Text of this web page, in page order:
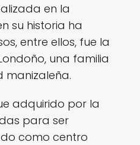
en la
su historia ha
entre ellos, fue la
una familia
manizaleña.
adquirido por la
para ser
como centro